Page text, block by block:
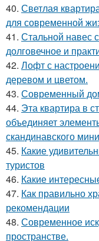
40. Светлая
для современной
41. Стальной навес
долговечное и
42. Лофт с
деревом и цветом.
43. Современный
44. Эта квартира в
объединяет
скандинавского
45. Какие
туристов
46. Какие
47. Как правильно
рекомендации
48. Современное
пространстве.